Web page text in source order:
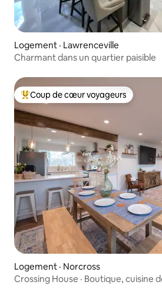
Logement · Lawrenceville
Charmant dans un quartier paisible
Coup de cœur voyageurs parmi les
Coup de cœur voyageurs
Logement · Norcross
Crossing House · Boutique, cuisine